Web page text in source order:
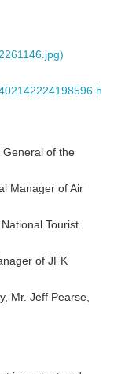
of the
Manager of Air
Tourist
of JFK
Mr. Jeff Pearse,